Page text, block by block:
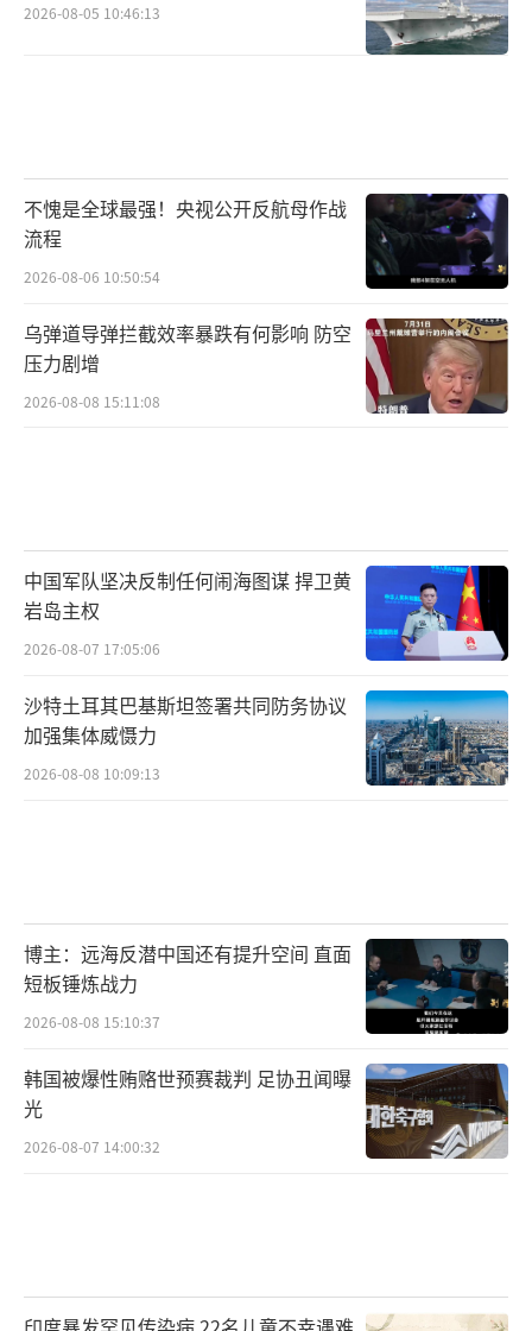
2026-08-05 10:46:13
不愧是全球最强！央视公开反航母作战
流程
2026-08-06 10:50:54
乌弹道导弹拦截效率暴跌有何影响 防空
压力剧增
2026-08-08 15:11:08
中国军队坚决反制任何闹海图谋 捍卫黄
岩岛主权
2026-08-07 17:05:06
沙特土耳其巴基斯坦签署共同防务协议
加强集体威慑力
2026-08-08 10:09:13
博主：远海反潜中国还有提升空间 直面
短板锤炼战力
2026-08-08 15:10:37
韩国被爆性贿赂世预赛裁判 足协丑闻曝
光
2026-08-07 14:00:32